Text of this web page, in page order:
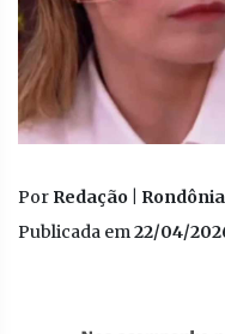
Por Redação |
Publicada em22/04/